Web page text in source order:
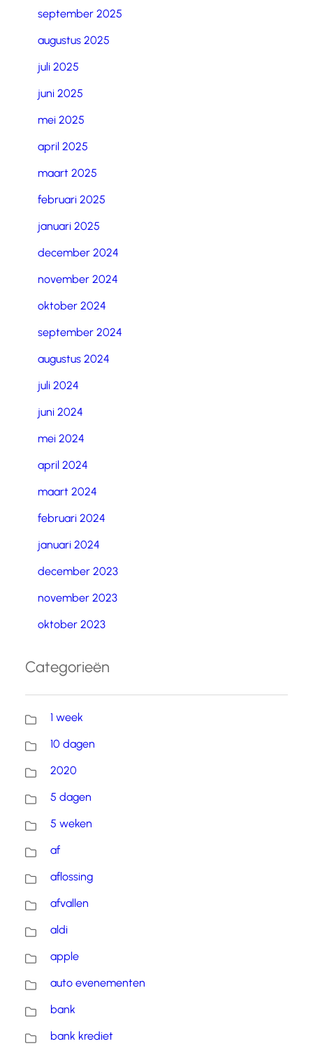
september 2025
augustus 2025
juli 2025
juni 2025
mei 2025
april 2025
maart 2025
februari 2025
januari 2025
december 2024
november 2024
oktober 2024
september 2024
augustus 2024
juli 2024
juni 2024
mei 2024
april 2024
maart 2024
februari 2024
januari 2024
december 2023
november 2023
oktober 2023
Categorieën
1 week
10 dagen
2020
5 dagen
5 weken
af
aflossing
afvallen
aldi
apple
auto evenementen
bank
bank krediet